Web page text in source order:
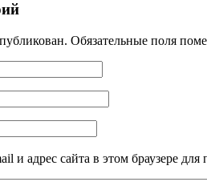
Обязательные поля
и адрес сайта в этом браузере